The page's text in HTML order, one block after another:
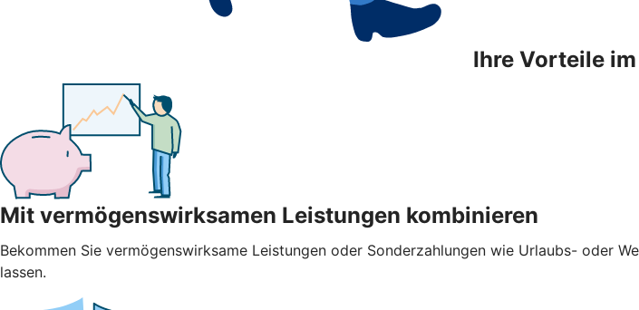
Ihre Vorteile
Mit vermögenswirksamen Leistungen kombinieren
Bekommen Sie vermögenswirksame Leistungen oder Sonderzahlungen wie Urlaubs- oder
lassen.